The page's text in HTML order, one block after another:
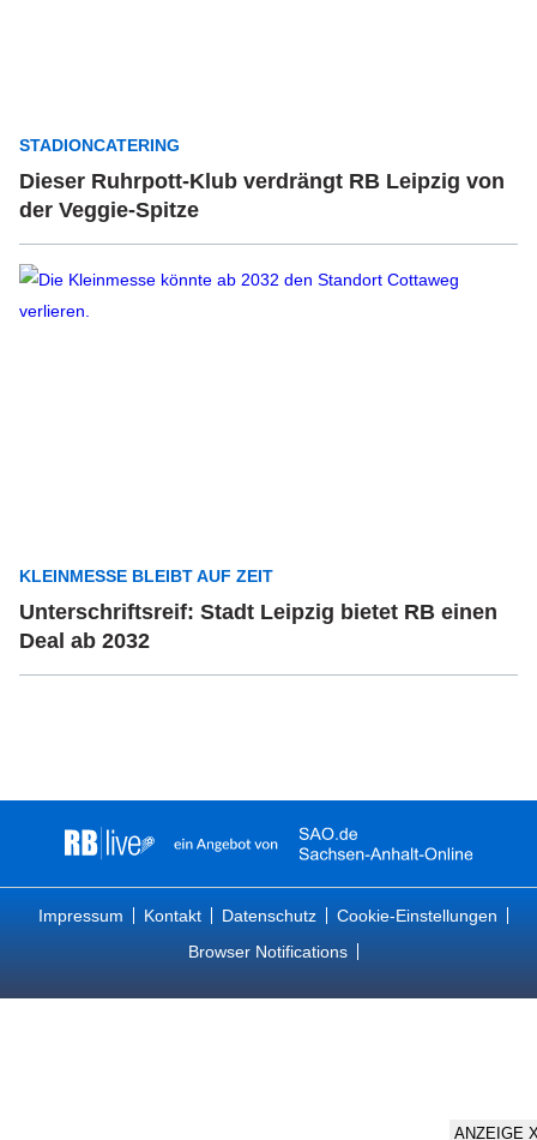
STADIONCATERING
Dieser Ruhrpott-Klub verdrängt RB Leipzig von
der Veggie-Spitze
KLEINMESSE BLEIBT AUF ZEIT
Unterschriftsreif: Stadt Leipzig bietet RB einen
Deal ab 2032
Impressum Kontakt Datenschutz
Cookie-Einstellungen
Browser Notifications
ANZEIGE